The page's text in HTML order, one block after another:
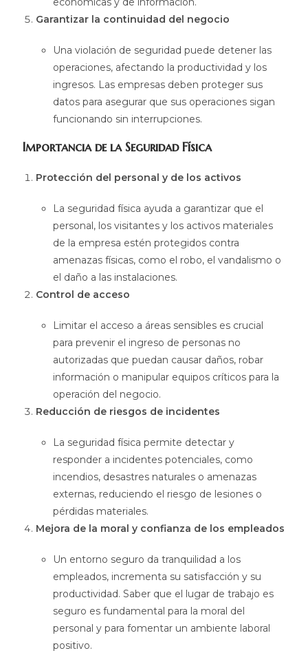
Garantizar la continuidad del negocio
Una violación de seguridad puede detener las
operaciones, afectando la productividad y los
ingresos. Las empresas deben proteger sus
datos para asegurar que sus operaciones sigan
funcionando sin interrupciones.
Importancia de la Seguridad Física
Protección del personal y de los activos
La seguridad física ayuda a garantizar que el
personal, los visitantes y los activos materiales
de la empresa estén protegidos contra
amenazas físicas, como el robo, el vandalismo o
el daño a las instalaciones.
Control de acceso
Limitar el acceso a áreas sensibles es crucial
para prevenir el ingreso de personas no
autorizadas que puedan causar daños, robar
información o manipular equipos críticos para la
operación del negocio.
Reducción de riesgos de incidentes
La seguridad física permite detectar y
responder a incidentes potenciales, como
incendios, desastres naturales o amenazas
externas, reduciendo el riesgo de lesiones o
pérdidas materiales.
Mejora de la moral y confianza de los empleados
Un entorno seguro da tranquilidad a los
empleados, incrementa su satisfacción y su
productividad. Saber que el lugar de trabajo es
seguro es fundamental para la moral del
personal y para fomentar un ambiente laboral
positivo.